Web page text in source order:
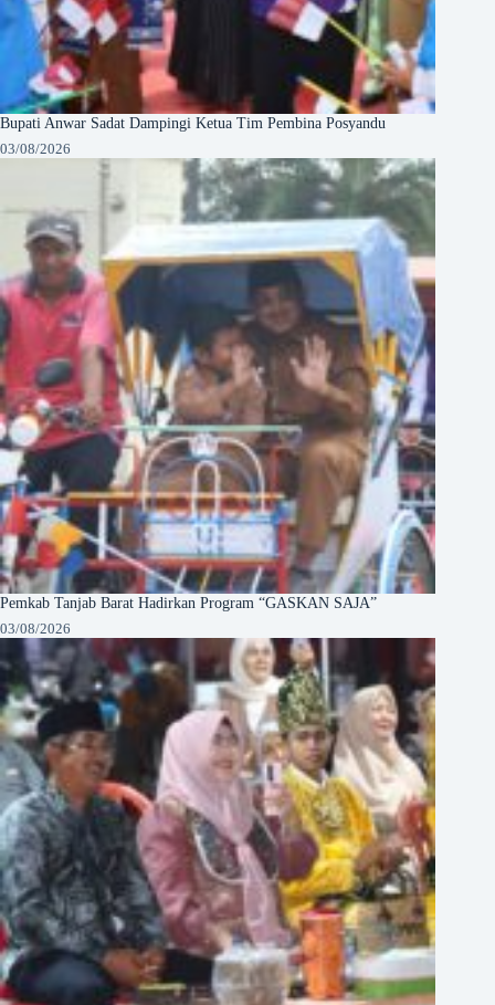
Bupati Anwar Sadat Dampingi Ketua Tim Pembina Posyandu
03/08/2026
Pemkab Tanjab Barat Hadirkan Program “GASKAN SAJA”
03/08/2026